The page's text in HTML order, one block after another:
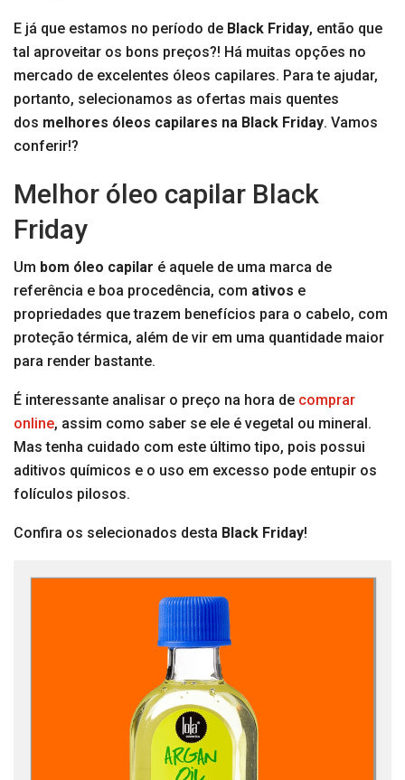
E já que estamos no período de Black Friday, então que
tal aproveitar os bons preços?! Há muitas opções no
mercado de excelentes óleos capilares. Para te ajudar,
portanto, selecionamos as ofertas mais quentes
dos melhores óleos capilares na Black Friday. Vamos
conferir!?
Melhor óleo capilar Black
Friday
Um bom óleo capilar é aquele de uma marca de
referência e boa procedência, com ativos e
propriedades que trazem benefícios para o cabelo, com
proteção térmica, além de vir em uma quantidade maior
para render bastante.
É interessante analisar o preço na hora de comprar
online, assim como saber se ele é vegetal ou mineral.
Mas tenha cuidado com este último tipo, pois possui
aditivos químicos e o uso em excesso pode entupir os
folículos pilosos.
Confira os selecionados desta Black Friday!